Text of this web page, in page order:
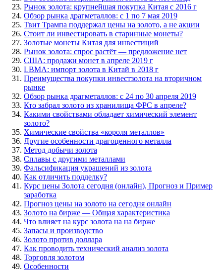
Рынок золота: крупнейшая покупка Китая с 2016 г
Обзор рынка драгметаллов: с 1 по 7 мая 2019
Твит Трампа поддержал цены на золото, а не акции
Стоит ли инвестировать в старинные монеты?
Золотые монеты Китая для инвестиций
Рынок золота: спрос растёт — предложение нет
США: продажи монет в апреле 2019 г
LBMA: импорт золота в Китай в 2018 г
Преимущества покупки инвестзолота на вторичном
рынке
Обзор рынка драгметаллов: с 24 по 30 апреля 2019
Кто забрал золото из хранилища ФРС в апреле?
Какими свойствами обладает химический элемент
золото?
Химические свойства «короля металлов»
Другие особенности драгоценного металла
Метод добычи золота
Сплавы с другими металлами
Фальсификация украшений из золота
Как отличить подделку?
Курс цены Золота сегодня (онлайн), Прогноз и Пример
заработка
Прогноз цены на золото на сегодня онлайн
Золото на бирже — Общая характеристика
Что влияет на курс золота на на бирже
Запасы и производство
Золото против доллара
Как проводить технический анализ золота
Торговля золотом
Особенности